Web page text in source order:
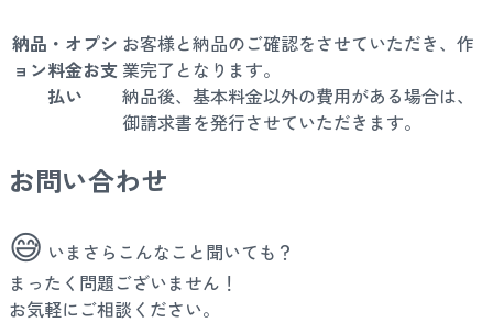
納品・オプシ
ョン料金お支
払い
お客様と納品のご確認をさせていただき、作
業完了となります。
納品後、基本料金以外の費用がある場合は、
御請求書を発行させていただきます。
お問い合わせ
😅 いまさらこんなこと聞いても？
まったく問題ございません！
お気軽にご相談ください。